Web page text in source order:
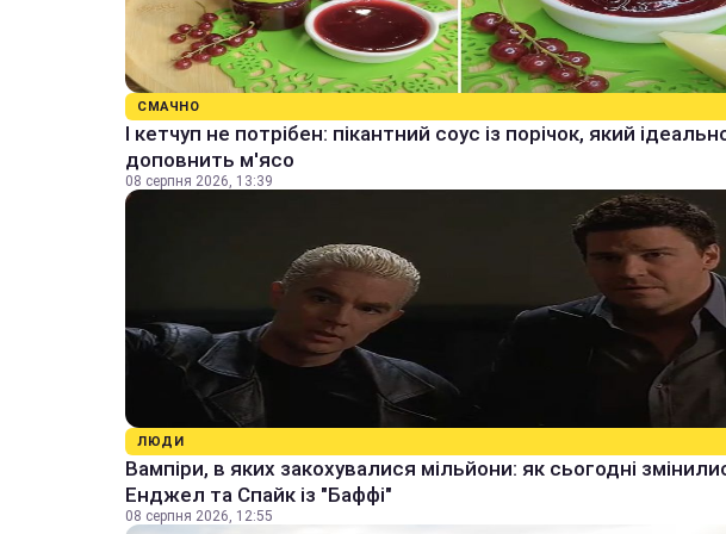
СМАЧНО
І кетчуп не потрібен: пікантний соус із порічок, який
доповнить м'ясо
08 серпня 2026, 13:39
ЛЮДИ
Вампіри, в яких закохувалися мільйони: як сьогодні
Енджел та Спайк із "Баффі"
08 серпня 2026, 12:55